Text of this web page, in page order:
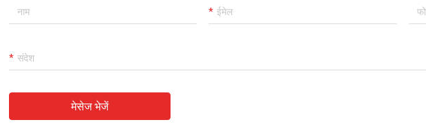
सुमसेट इंटरनेशनल ट्रेडिंग कं, लिमिटेड कंपनी एक
अच्छी गुणवत्ता वाले उत्पादों और समय पर सेवा प्राप्त करते
मेसेज भेजें